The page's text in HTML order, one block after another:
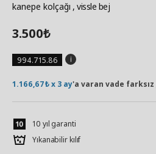
kanepe kolçağı , vissle bej
3.500₺
994.715.86
1.166,67₺ x 3 ay'a varan vade farksız
10 yıl garanti
Yıkanabilir kılıf